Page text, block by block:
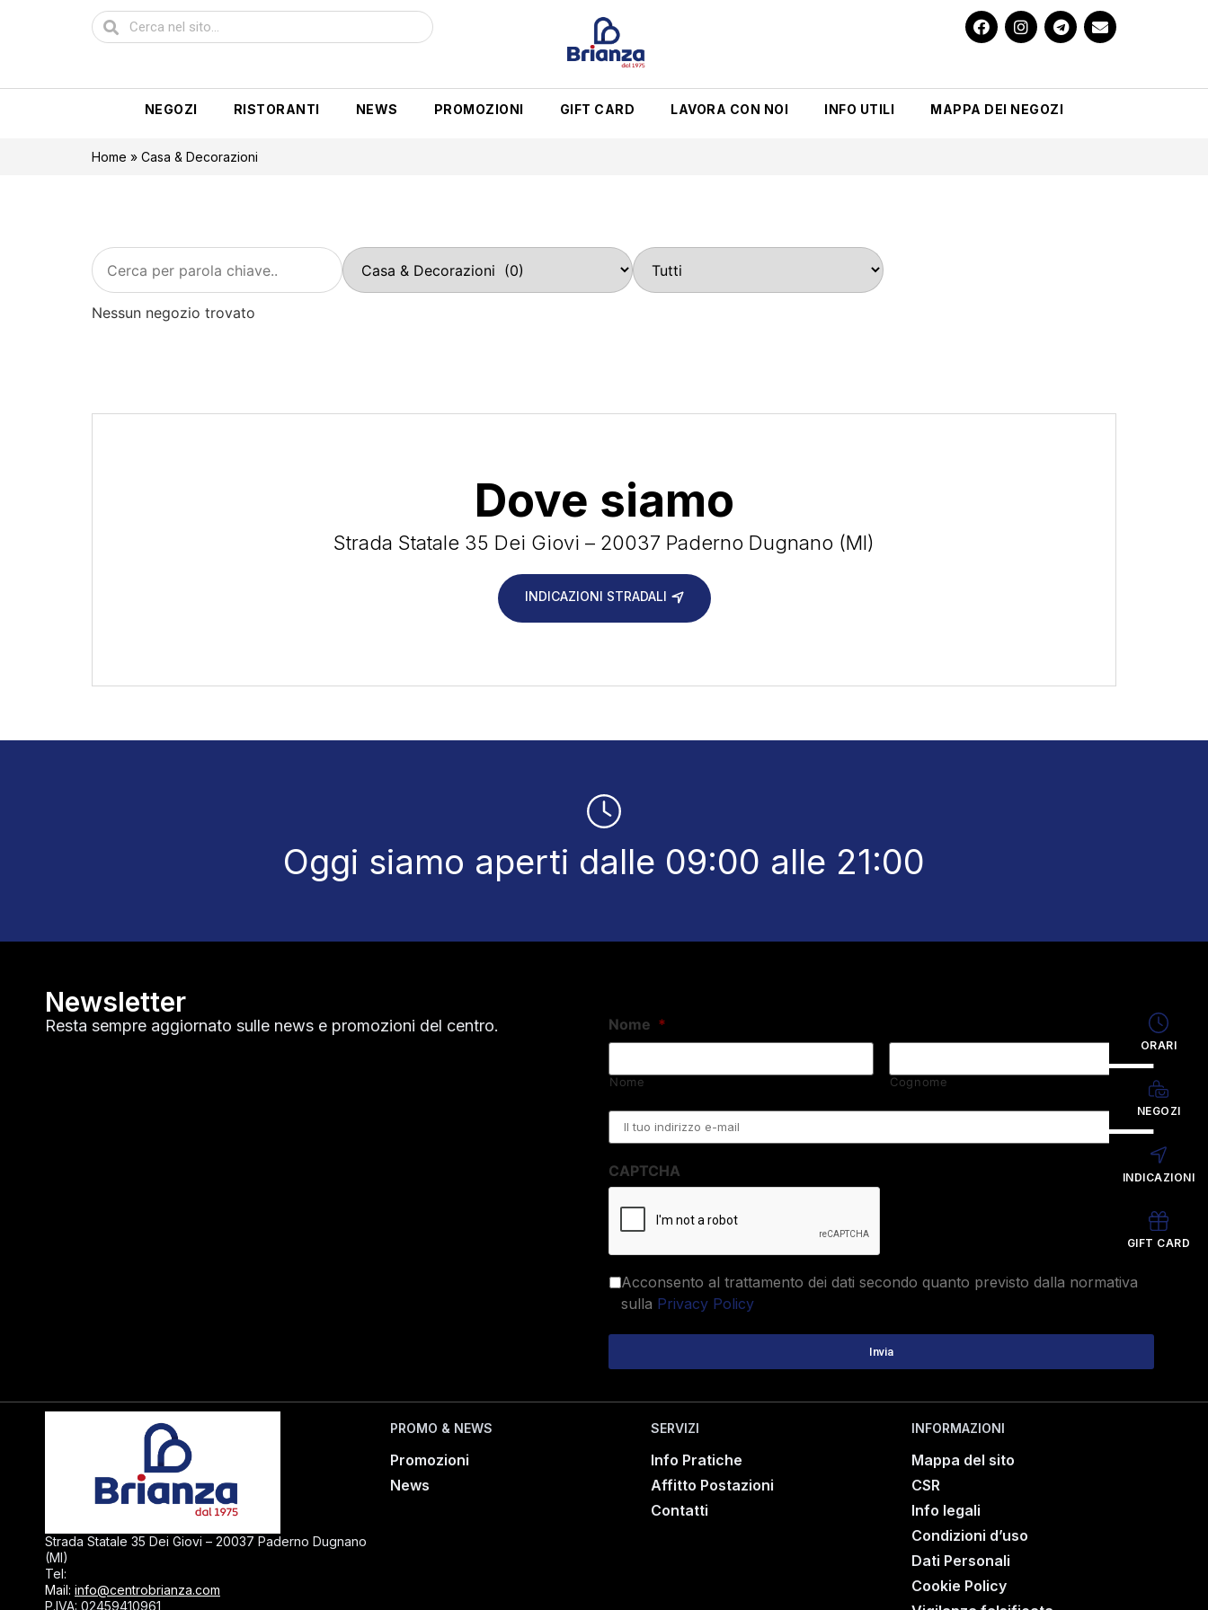
NEGOZI RISTORANTI NEWS PROMOZIONI GIFT CARD LAVORA CON NOI INFO UTILI MAPPA DEI NEGOZI
Home » Casa & Decorazioni
ORARI
NEGOZI
INDICAZIONI
GIFT CARD
Nessun negozio trovato
Dove siamo
Strada Statale 35 Dei Giovi – 20037 Paderno Dugnano (MI)
INDICAZIONI STRADALI
Oggi siamo aperti dalle 09:00 alle 21:00
Newsletter
Resta sempre aggiornato sulle news e promozioni del centro. Nome *
Nome Cognome
Email *
CAPTCHA
Acconsento al trattamento dei dati secondo quanto previsto dalla normativa
sulla Privacy Policy
Strada Statale 35 Dei Giovi – 20037 Paderno Dugnano
(MI)
Tel:
Mail: info@centrobrianza.com
P.IVA: 02459410961
PROMO & NEWS
Promozioni
News
SERVIZI
Info Pratiche
Affitto Postazioni
Contatti
INFORMAZIONI
Mappa del sito
CSR
Info legali
Condizioni d’uso
Dati Personali
Cookie Policy